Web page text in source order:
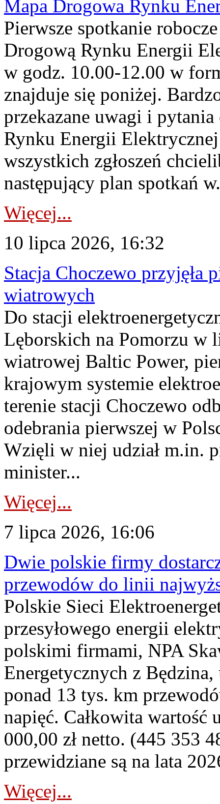
Mapa Drogowa Rynku
Pierwsze spotkanie
Drogową Rynku Energii
w godz. 10.00-12.00 w
znajduje się poniżej.
przekazane uwagi i
Rynku Energii
wszystkich zgłoszeń
następujący plan spotkań
Więcej...
10 lipca 2026, 16:32
Stacja Choczewo przyjęła
wiatrowych
Do stacji
Lęborskich na Pomorzu w
wiatrowej Baltic Power,
krajowym systemie
terenie stacji Choczewo
odebrania pierwszej w
Wzięli w niej udział m.in.
minister...
Więcej...
7 lipca 2026, 16:06
Dwie polskie firmy
przewodów do linii
Polskie Sieci
przesyłowego energii
polskimi firmami, NPA
Energetycznych z
ponad 13 tys. km
napięć. Całkowita
000,00 zł netto. (445 353
przewidziane są na lata
Więcej...